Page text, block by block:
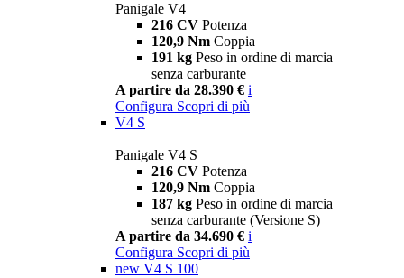
Panigale V4
216 CV Potenza
120,9 Nm Coppia
191 kg Peso in ordine di marcia
senza carburante
A partire da 28.390 € i
Configura Scopri di più
V4 S
Panigale V4 S
216 CV Potenza
120,9 Nm Coppia
187 kg Peso in ordine di marcia
senza carburante (Versione S)
A partire da 34.690 € i
Configura Scopri di più
new V4 S 100